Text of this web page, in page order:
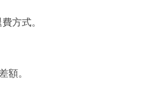
方式。
額。